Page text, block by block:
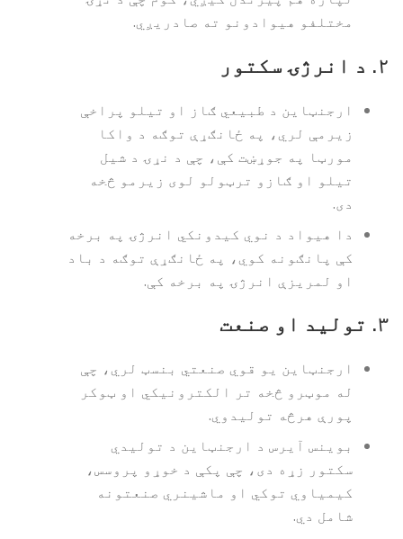
مختلفو هیوادونو ته صادریږي.
۲. د انرژۍ سکتور
ارجنټاین د طبیعي ګاز او تیلو پراخې
زیرمې لري، په ځانګړې توګه د واکا
مورټا په جوړښت کې، چې د نړۍ د شیل
تیلو او ګازو ترټولو لوی زیرمو څخه
دی.
دا هیواد د نوي کیدونکي انرژۍ په برخه
کې پانګونه کوي، په ځانګړې توګه د باد
او لمریزې انرژۍ په برخه کې.
۳. تولید او صنعت
ارجنټاین یو قوي صنعتي بنسټ لري، چې
له موټرو څخه تر الکترونیکي او ټوکر
پورې هرڅه تولیدوي.
بوینس آیرس د ارجنټاین د تولیدي
سکتور زړه دی، چې پکې د خوړو پروسس،
کیمیاوي توکي او ماشینري صنعتونه
شامل دي.